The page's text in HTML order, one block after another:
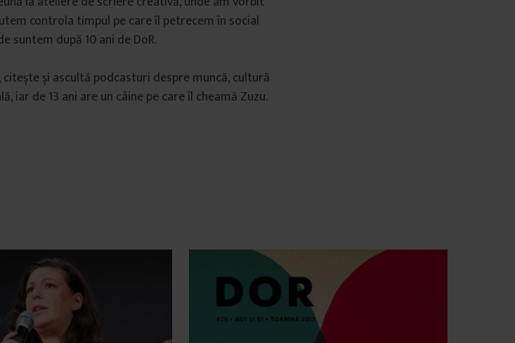
controla timpul pe care îl petrecem în social
suntem după 10 ani de DoR.
și ascultă podcasturi despre muncă, cultură
iar de 13 ani are un câine pe care îl cheamă Zuzu.